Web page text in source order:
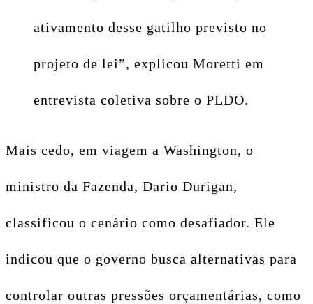
ativamento desse gatilho previsto no
projeto de lei”, explicou Moretti em
entrevista coletiva sobre o PLDO.
Mais cedo, em viagem a Washington, o
ministro da Fazenda, Dario Durigan,
classificou o cenário como desafiador. Ele
indicou que o governo busca alternativas para
controlar outras pressões orçamentárias, como